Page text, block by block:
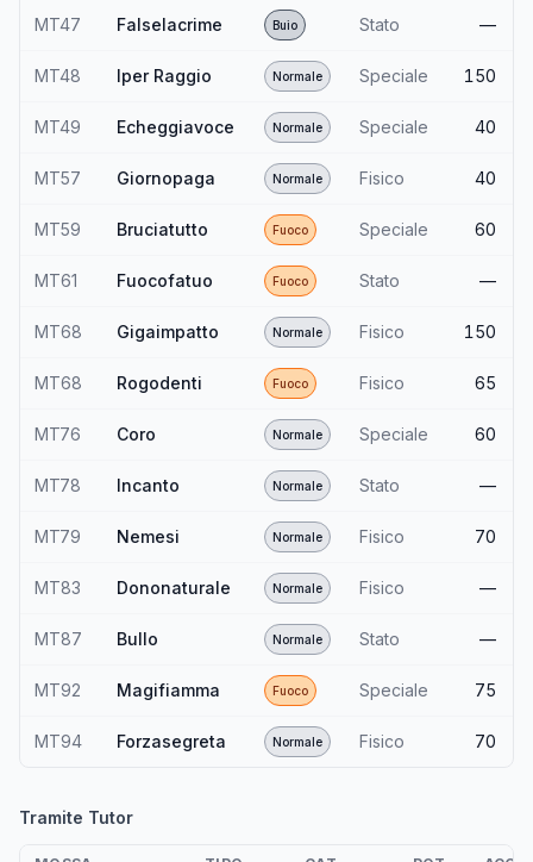
MT47 Falselacrime Buio Stato —
MT48 Iper Raggio Normale Speciale 150
MT49 Echeggiavoce Normale Speciale 40
MT57 Giornopaga Normale Fisico 40
MT59 Bruciatutto Fuoco Speciale 60
MT61 Fuocofatuo Fuoco Stato —
MT68 Gigaimpatto Normale Fisico 150
MT68 Rogodenti Fuoco Fisico 65
MT76 Coro Normale Speciale 60
MT78 Incanto Normale Stato —
MT79 Nemesi Normale Fisico 70
MT83 Dononaturale Normale Fisico —
MT87 Bullo Normale Stato —
MT92 Magifiamma Fuoco Speciale 75
MT94 Forzasegreta Normale Fisico 70
Tramite Tutor